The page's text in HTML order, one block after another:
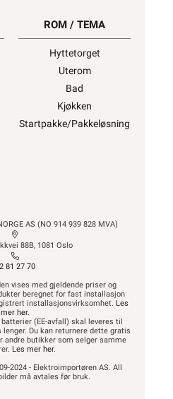
ROM / TEMA
Hyttetorget
Uterom
Bad
Kjøkken
Startpakke/Pakkeløsning
AS (NO 914 939 828 MVA)
88B, 1081 Oslo
81 27 70
vises med gjeldende priser og
beregnet for fast installasjon
installasjonsvirksomhet. Les
mer her.
(EE-avfall) skal leveres til
Du kan returnere dette gratis
andre butikker som selger samme
Les mer her.
2024 - Elektroimportøren AS. All
må avtales før bruk.